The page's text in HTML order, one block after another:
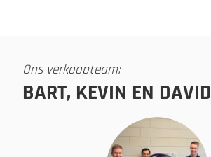
Ons verkoopteam:
BART, KEVIN EN DAVID